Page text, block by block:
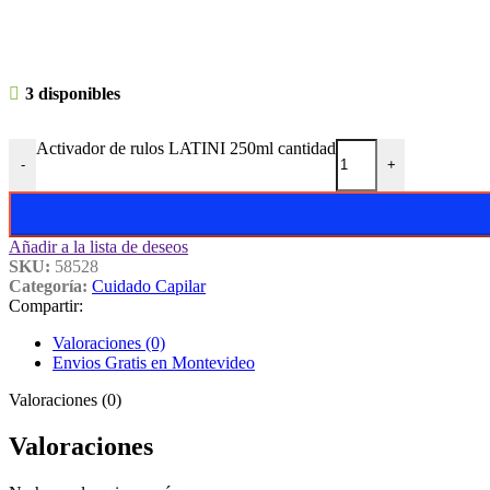
3 disponibles
-
Activador de rulos LATINI 250ml cantidad
+
Añadir a la lista de deseos
SKU: 58528
Categoría: Cuidado Capilar
Compartir:
Valoraciones (0)
Envios Gratis en Montevideo
Valoraciones (0)
Valoraciones